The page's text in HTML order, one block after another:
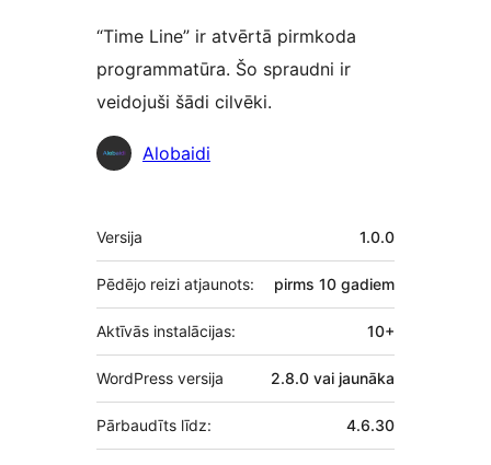
“Time Line” ir atvērtā pirmkoda
programmatūra. Šo spraudni ir
veidojuši šādi cilvēki.
Līdzdalībnieki
Alobaidi
Meta
Versija 1.0.0
Pēdējo reizi atjaunots: pirms 10 gadiem
Aktīvās instalācijas: 10+
WordPress versija 2.8.0 vai jaunāka
Pārbaudīts līdz: 4.6.30